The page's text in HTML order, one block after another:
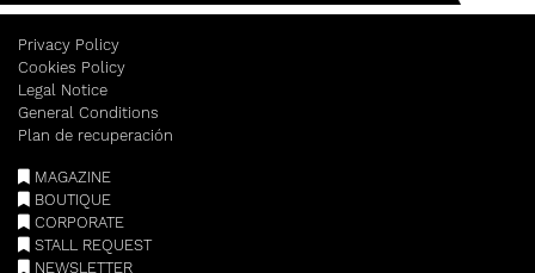
Privacy Policy
Cookies Policy
Legal Notice
General Conditions
Plan de recuperación
MAGAZINE
BOUTIQUE
CORPORATE
STALL REQUEST
NEWSLETTER